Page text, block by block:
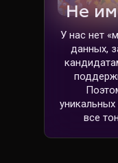
Не
У нас нет
данных,
все